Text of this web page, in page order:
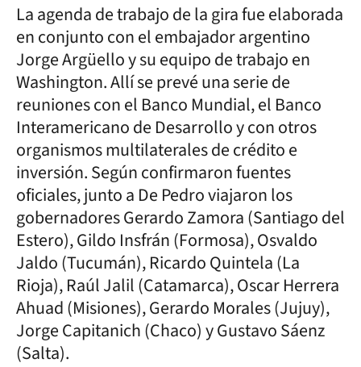
La agenda de trabajo de la gira fue elaborada
en conjunto con el embajador argentino
Jorge Argüello y su equipo de trabajo en
Washington. Allí se prevé una serie de
reuniones con el Banco Mundial, el Banco
Interamericano de Desarrollo y con otros
organismos multilaterales de crédito e
inversión. Según confirmaron fuentes
oficiales, junto a De Pedro viajaron los
gobernadores Gerardo Zamora (Santiago del
Estero), Gildo Insfrán (Formosa), Osvaldo
Jaldo (Tucumán), Ricardo Quintela (La
Rioja), Raúl Jalil (Catamarca), Oscar Herrera
Ahuad (Misiones), Gerardo Morales (Jujuy),
Jorge Capitanich (Chaco) y Gustavo Sáenz
(Salta).